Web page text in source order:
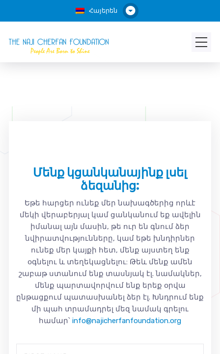
Հայերեն
Մենք կցանկանայինք լսել
ձեզանից:
Եթե հարցեր ունեք մեր նախագծերից որևէ
մեկի վերաբերյալ կամ ցանկանում եք ավելին
իմանալ այն մասին, թե ուր են գնում ձեր
նվիրատվությունները, կամ եթե խնդիրներ
ունեք մեր կայքի հետ, մենք այստեղ ենք
օգնելու և տեղեկացնելու: Թեև մենք ամեն
շաբաթ ստանում ենք տասնյակ էլ. նամակներ,
մենք պարտավորվում ենք երեք օրվա
ընթացքում պատասխանել ձեր էլ. Խնդրում ենք
մի պահ տրամադրել մեզ նամակ գրելու
համար՝ info@najicherfanfoundation.org